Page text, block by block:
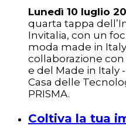
Lunedì 10 luglio
quarta tappa
Invitalia, con un
moda made in
collaborazione
e del Made in Italy
Casa delle
PRISMA.
Coltiva la tua